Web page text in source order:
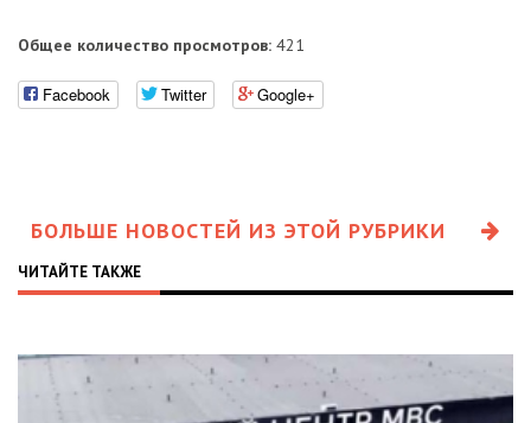
Общее количество просмотров: 421
Facebook Twitter Google+
БОЛЬШЕ НОВОСТЕЙ ИЗ ЭТОЙ РУБРИКИ
ЧИТАЙТЕ ТАКЖЕ